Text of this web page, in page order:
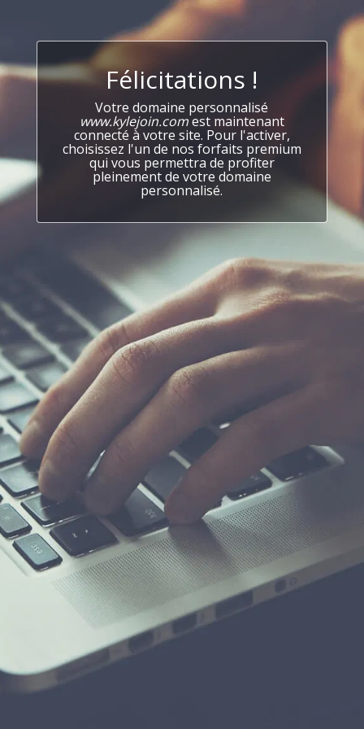
Félicitations !
Votre domaine personnalisé
www.kylejoin.comest maintenant
connecté à votre site. Pour l'activer,
choisissez l'un de nos forfaits premium
qui vous permettra de profiter
pleinement de votre domaine
personnalisé.